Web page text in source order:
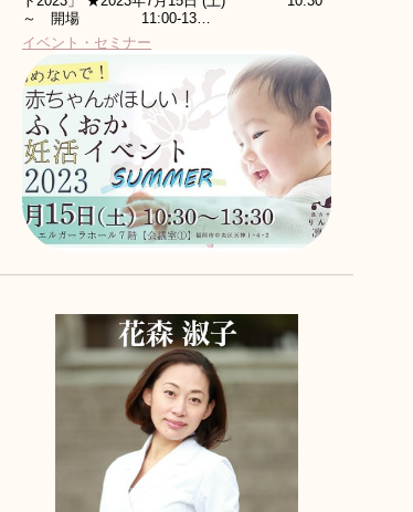
～ 開場 11:00-13…
イベント・セミナー